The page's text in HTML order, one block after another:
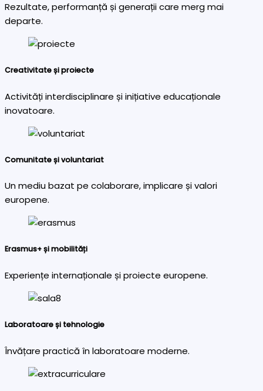
Rezultate, performanță și generații care merg mai
departe.
Creativitate și proiecte
Activități interdisciplinare și inițiative educaționale
inovatoare.
Comunitate și voluntariat
Un mediu bazat pe colaborare, implicare și valori
europene.
Erasmus+ și mobilități
Experiențe internaționale și proiecte europene.
Laboratoare și tehnologie
Învățare practică în laboratoare moderne.